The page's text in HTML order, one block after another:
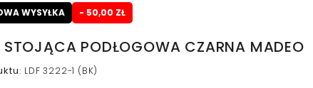
WYSYŁKA - 50,00 ZŁ
STOJĄCA PODŁOGOWA CZARNA MADEO
: LDF 3222-1 (BK)